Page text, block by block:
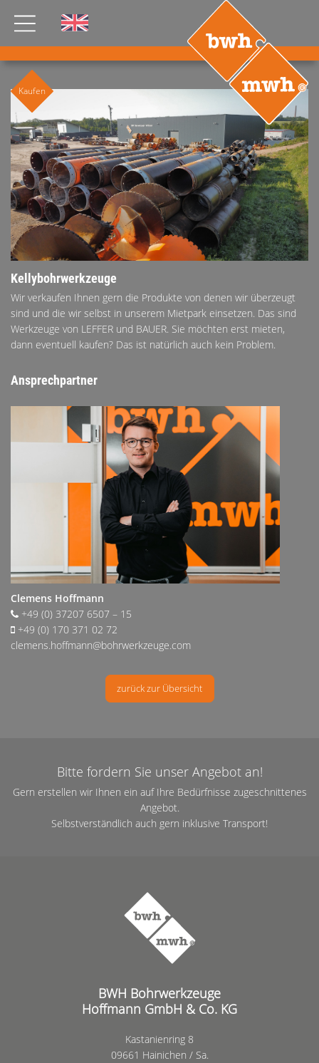
AKTUELLES
PRODUKTE
B.RIGHT®
TEAM JOBS
ETP GDS
FDS CA FDS USA
KONTAKT
Kaufen
Kellybohrwerkzeuge
Wir verkaufen Ihnen gern die Produkte von denen wir überzeugt
sind und die wir selbst in unserem Mietpark einsetzen. Das sind
Werkzeuge von LEFFER und BAUER. Sie möchten erst mieten,
dann eventuell kaufen? Das ist natürlich auch kein Problem.
Ansprechpartner
Clemens Hoffmann
+49 (0) 37207 6507 – 15
+49 (0) 170 371 02 72
clemens.hoffmann@bohrwerkzeuge.com
zurück zur Übersicht
Bitte fordern Sie unser Angebot an!
Gern erstellen wir Ihnen ein auf Ihre Bedürfnisse zugeschnittenes
Angebot.
Selbstverständlich auch gern inklusive Transport!
BWH Bohrwerkzeuge
Hoffmann GmbH & Co. KG
Kastanienring 8
09661 Hainichen / Sa.